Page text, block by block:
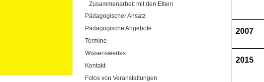
Zusammenarbeit mit den Eltern
Pädagogischer Ansatz
Pädagogische Angebote
Termine
Wissenswertes
Kontakt
Fotos von Veranstaltungen
2007
2015